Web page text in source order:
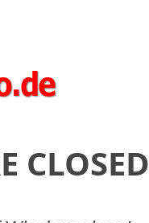
CLOSED